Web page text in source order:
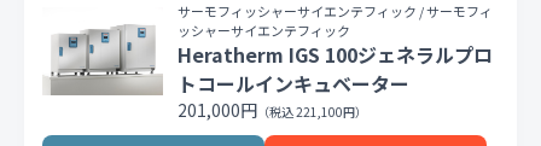
サーモフィッシャーサイエンテフィック / サーモフィ
ッシャーサイエンテフィック
Heratherm IGS 100ジェネラルプロ
トコールインキュベーター
201,000円 （税込 221,100円）